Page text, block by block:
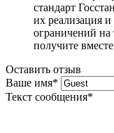
стандарт
их реализация
ограничений
получите
Оставить отзыв
Ваше имя*
Текст сообщения*